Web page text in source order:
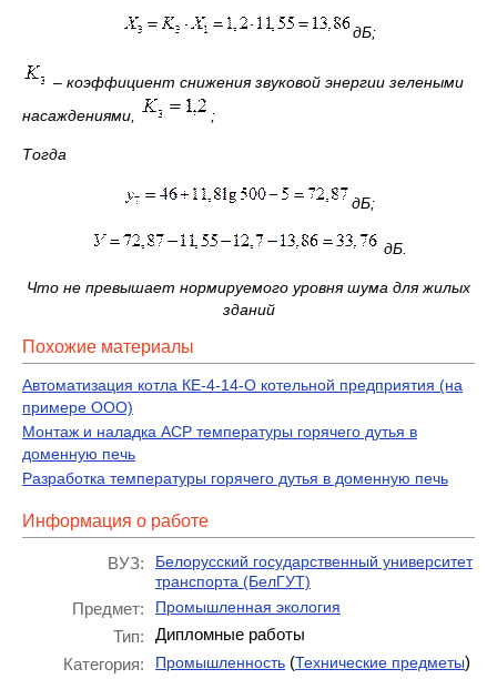
дБ;
– коэффициент снижения звуковой энергии зелеными
насаждениями,
;
Тогда
дБ;
дБ.
Что не превышает нормируемого уровня шума для жилых
зданий
Похожие материалы
Автоматизация котла КЕ-4-14-О котельной предприятия (на
примере ООО)
Монтаж и наладка АСР температуры горячего дутья в
доменную печь
Разработка температуры горячего дутья в доменную печь
Информация о работе
ВУЗ:
Белорусский государственный университет
транспорта (БелГУТ)
Предмет: Промышленная экология
Тип:
Дипломные работы
Категория:
Промышленность (Технические предметы)